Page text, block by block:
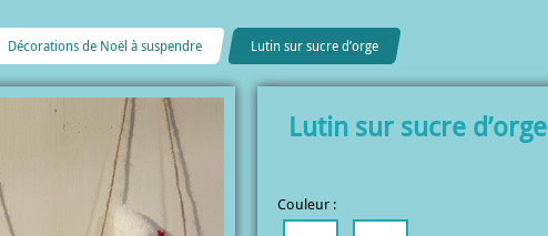
Décorations de Noël à suspendre Lutin sur sucre d’orge
Lutin sur sucre d’orge
Couleur :